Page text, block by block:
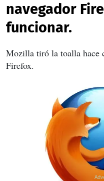
navegador
funcionar.
Mozilla tiró la toalla hace
Firefox.